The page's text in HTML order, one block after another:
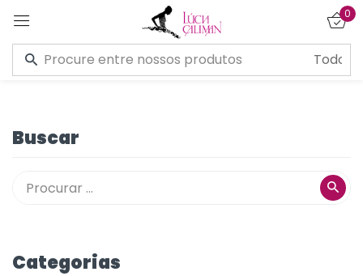
0
Buscar
Categorias
Entrar
Lembre de mim Esqueceu a senha?